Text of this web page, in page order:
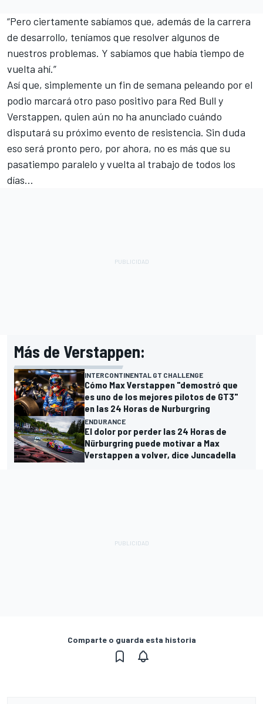
“Pero ciertamente sabíamos que, además de la carrera
de desarrollo, teníamos que resolver algunos de
nuestros problemas. Y sabíamos que había tiempo de
vuelta ahí.”
Así que, simplemente un fin de semana peleando por el
podio marcará otro paso positivo para Red Bull y
Verstappen, quien aún no ha anunciado cuándo
disputará su próximo evento de resistencia. Sin duda
eso será pronto pero, por ahora, no es más que su
pasatiempo paralelo y vuelta al trabajo de todos los
días…
Más de Verstappen:
INTERCONTINENTAL GT CHALLENGE
Cómo Max Verstappen "demostró que
es uno de los mejores pilotos de GT3"
en las 24 Horas de Nurburgring
ENDURANCE
El dolor por perder las 24 Horas de
Nürburgring puede motivar a Max
Verstappen a volver, dice Juncadella
Comparte o guarda esta historia